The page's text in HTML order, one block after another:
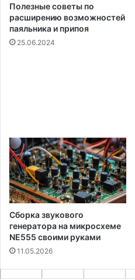
Полезные советы по
расширению возможностей
паяльника и припоя
25.06.2024
Сборка звукового
генератора на микросхеме
NE555 своими руками
11.05.2026